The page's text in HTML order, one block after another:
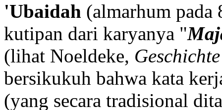
'Ubaidah (almarhum pada
kutipan dari karyanya "
(lihat Noeldeke,
bersikukuh bahwa kata
(yang secara tradisional